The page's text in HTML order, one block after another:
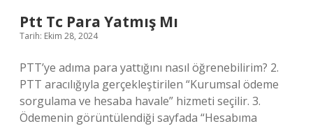
Ptt Tc Para Yatmış Mı
Tarih: Ekim 28, 2024
PTT’ye adıma para yattığını nasıl öğrenebilirim? 2.
PTT aracılığıyla gerçekleştirilen “Kurumsal ödeme
sorgulama ve hesaba havale” hizmeti seçilir. 3.
Ödemenin görüntülendiği sayfada “Hesabıma